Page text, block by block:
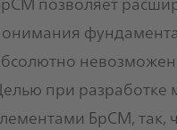
при
БрСМ, так,